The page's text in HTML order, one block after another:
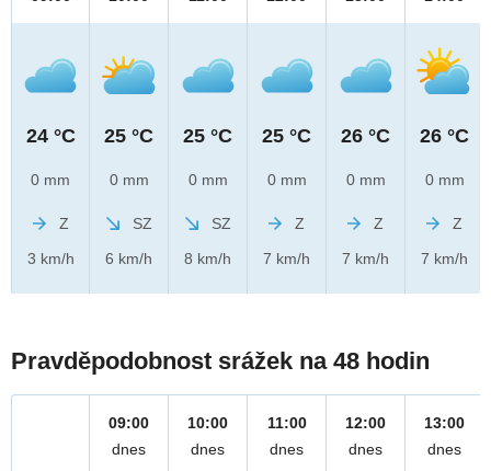
24 °C
0 mm
Z
3 km/h
25 °C
0 mm
SZ
6 km/h
25 °C
0 mm
SZ
8 km/h
25 °C
0 mm
Z
7 km/h
26 °C
0 mm
Z
7 km/h
26 °C
0 mm
Z
7 km/h
Pravděpodobnost srážek na 48 hodin
09:00
dnes
10:00
dnes
11:00
dnes
12:00
dnes
13:00
dnes